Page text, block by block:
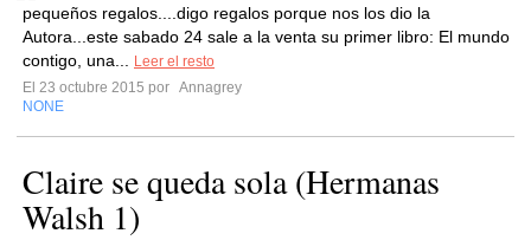
pequeños regalos....digo regalos porque nos los dio la
Autora...este sabado 24 sale a la venta su primer libro: El mundo
contigo, una...
Leer el resto
El 23 octubre 2015 por Annagrey
NONE
Claire se queda sola (Hermanas
Walsh 1)